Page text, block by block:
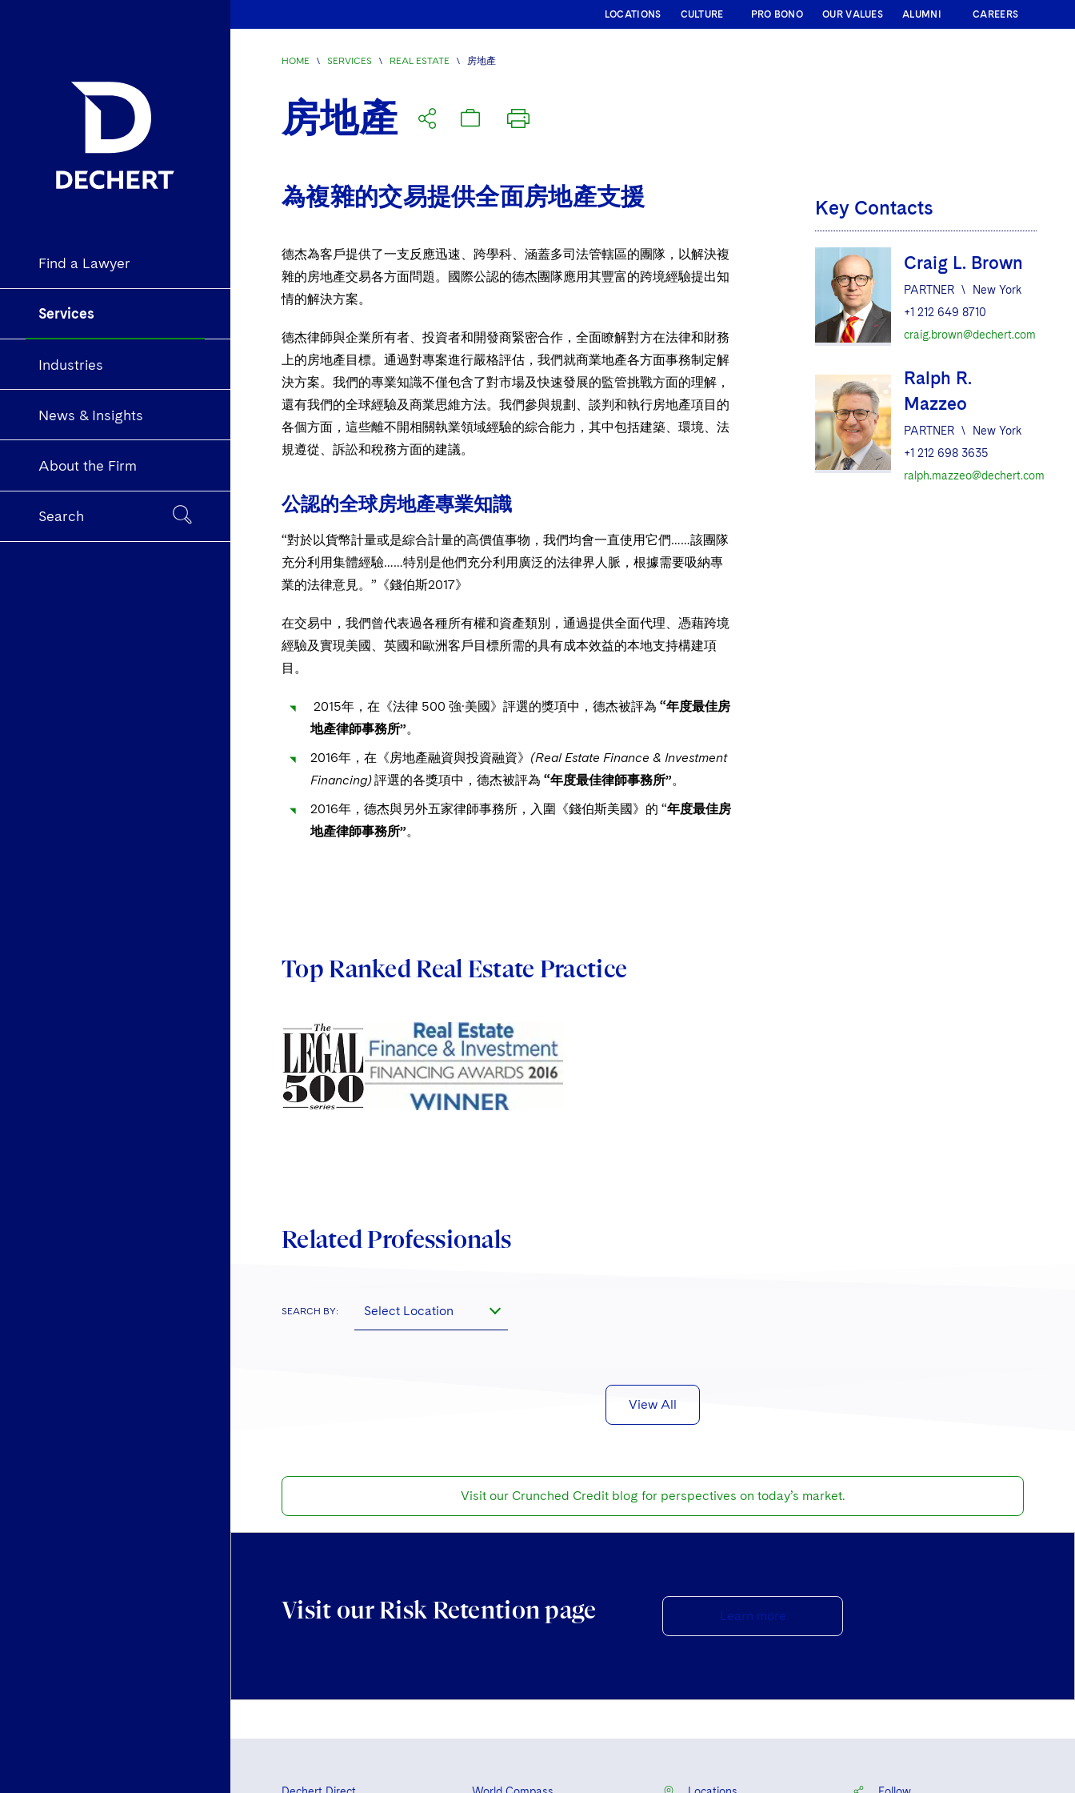
Find a Lawyer
Services
Industries
News & Insights
About the Firm
Search
LOCATIONS CULTURE PRO BONO OUR VALUES ALUMNI CAREERS
HOME \ SERVICES \ REAL ESTATE \ 房地產
房地產
為複雜的交易提供全面房地產支援
德杰為客戶提供了一支反應迅速、跨學科、涵蓋多司法管轄區的團隊，以解決複
雜的房地產交易各方面問題。國際公認的德杰團隊應用其豐富的跨境經驗提出知
情的解決方案。
德杰律師與企業所有者、投資者和開發商緊密合作，全面瞭解對方在法律和財務
上的房地產目標。通過對專案進行嚴格評估，我們就商業地產各方面事務制定解
決方案。我們的專業知識不僅包含了對市場及快速發展的監管挑戰方面的理解，
還有我們的全球經驗及商業思維方法。我們參與規劃、談判和執行房地產項目的
各個方面，這些離不開相關執業領域經驗的綜合能力，其中包括建築、環境、法
規遵從、訴訟和稅務方面的建議。
公認的全球房地產專業知識
“對於以貨幣計量或是綜合計量的高價值事物，我們均會一直使用它們……該團隊
充分利用集體經驗……特別是他們充分利用廣泛的法律界人脈，根據需要吸納專
業的法律意見。”《錢伯斯2017》
在交易中，我們曾代表過各種所有權和資產類別，通過提供全面代理、憑藉跨境
經驗及實現美國、英國和歐洲客戶目標所需的具有成本效益的本地支持構建項
目。
2015年，在《法律 500 強·美國》評選的獎項中，德杰被評為 “年度最佳房
地產律師事務所”。
2016年，在《房地產融資與投資融資》 (Real Estate Finance & Investment
Financing)評選的各獎項中，德杰被評為 “年度最佳律師事務所”。
2016年，德杰與另外五家律師事務所，入圍《錢伯斯美國》的 “年度最佳房
地產律師事務所”。
Key Contacts
Craig L. Brown
PARTNER \
New York
+1 212 649 8710
craig.brown@dechert.com
Ralph R.
Mazzeo
PARTNER \
New York
+1 212 698 3635
ralph.mazzeo@dechert.com
Top Ranked Real Estate Practice
Related Professionals
SEARCH BY: Select Location
View All
Visit our Crunched Credit blog for perspectives on today’s market.
Visit our Risk Retention page Learn more